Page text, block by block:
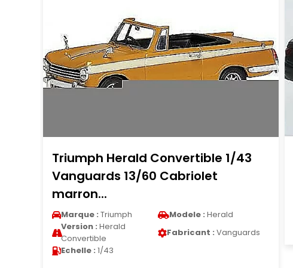
Audi A6 berline 1/43 iScale noire
2018
Marque :Audi
Echelle : 1/43